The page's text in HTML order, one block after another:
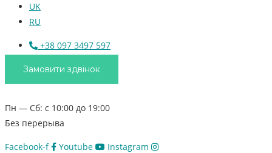
UK
RU
+38 097 3497 597
Замовити здвінок
Пн — Сб: с 10:00 до 19:00
Без перерыва
Facebook-f Youtube Instagram